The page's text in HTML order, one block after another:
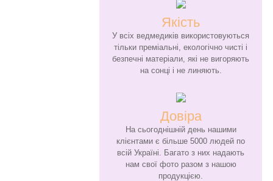
Якість
У всіх ведмедиків використовуються
тільки преміальні, екологічно чисті і
безпечні матеріали, які не вигоряють
на сонці і не линяють.
Довіра
На сьогоднішній день нашими
клієнтами є більше 5000 людей по
всій Україні. Багато з них надають
нам свої фото разом з нашою
продукцією.